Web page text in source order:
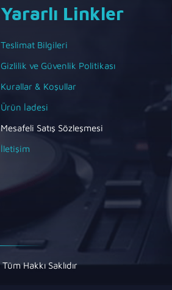
Yararlı Linkler
Teslimat Bilgileri
Gizlilik ve Güvenlik Politikası
Kurallar & Koşullar
Ürün İadesi
Mesafeli Satış Sözleşmesi
İletişim
Hakkı Saklıdır